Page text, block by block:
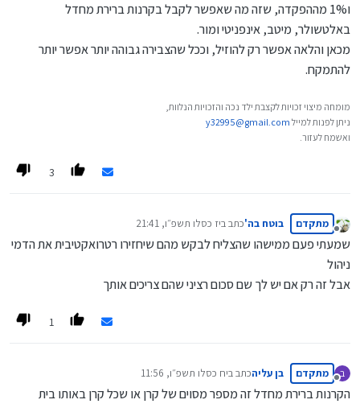
ו1% מההפקדה, שזה מה שאפשר לקבל בקרנות ברירת מחדל
באלטשולר, מיטב, אינפניטי ומור.
מכאן והלאה אפשר רק להוזיל, וככל שהצבירה גבוהה יותר אפשר יותר
להתמקח.
מומחה מיצוי זכויות לקצבת ילד נכה והזכויות הנלוות,
ניתן לפנות למייל y32995@gmail.com
ואשמח לעזור.
3
מנותק
מתקדם בוטח בה'כתב ביז כסלו תשפ״ו, 21:41
נערך לאחרונה על ידי
שמעתי פעם ממישהו שהצליח לבקש מהם שיחזירו רטרואקטיבית את הדמי
ניהול
אבל זה רק אם יש לך שם סכום רציני שהם צריכים אותך
1
ב
מנותק
מתקדם בן עליהכתב ביח כסלו תשפ״ו, 11:56
נערך לאחרונה על ידי
הקרנות ברירת מחדל זה מספר מסוים של קרן או שכל קרן באותו בית